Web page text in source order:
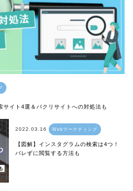
サイト4選＆パクリサイトへの対処法も
2022.03.16 Webマーケティング
【図解】インスタグラムの検索は4つ！
バレずに閲覧する方法も